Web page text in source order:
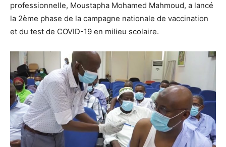
professionnelle, Moustapha Mohamed Mahmoud, a lancé
la 2ème phase de la campagne nationale de vaccination
et du test de COVID-19 en milieu scolaire.